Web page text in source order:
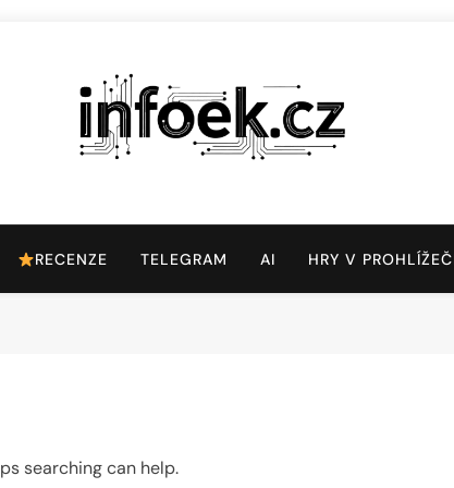
RECENZE TELEGRAM AI HRY V
searching can help.